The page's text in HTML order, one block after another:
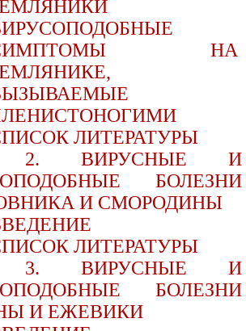
НА
ЛИТЕРАТУРЫ
2. ВИРУСНЫЕ И
БОЛЕЗНИ
И СМОРОДИНЫ
ЛИТЕРАТУРЫ
3. ВИРУСНЫЕ И
БОЛЕЗНИ
И ЕЖЕВИКИ